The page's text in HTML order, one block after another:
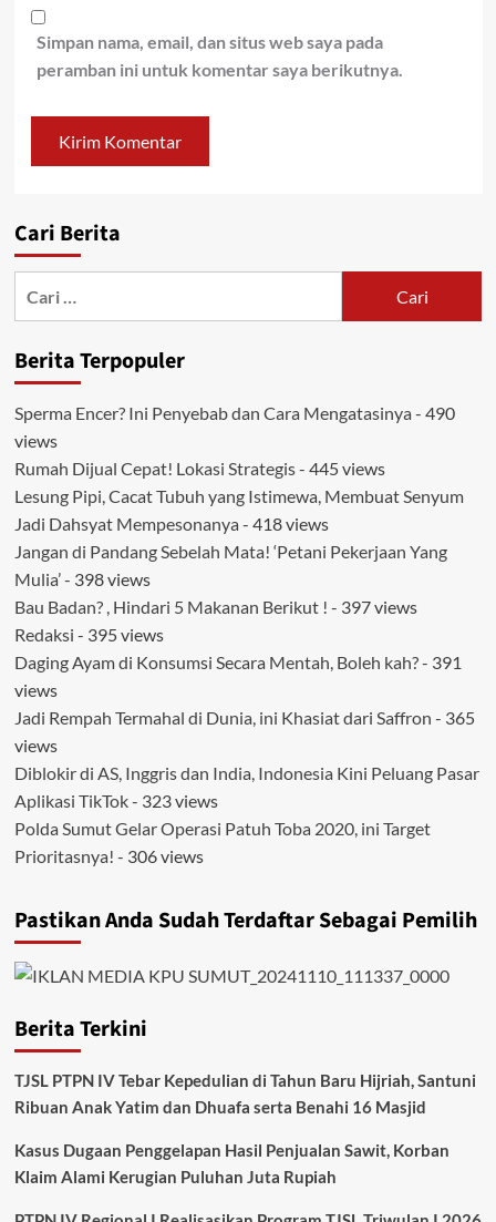
Simpan nama, email, dan situs web saya pada
peramban ini untuk komentar saya berikutnya.
Cari Berita
Berita Terpopuler
Sperma Encer? Ini Penyebab dan Cara Mengatasinya - 490
views
Rumah Dijual Cepat! Lokasi Strategis- 445 views
Lesung Pipi, Cacat Tubuh yang Istimewa, Membuat Senyum
Jadi Dahsyat Mempesonanya - 418 views
Jangan di Pandang Sebelah Mata! ‘Petani Pekerjaan Yang
Mulia’- 398 views
Bau Badan? , Hindari 5 Makanan Berikut ! - 397 views
Redaksi - 395 views
Daging Ayam di Konsumsi Secara Mentah, Boleh kah?- 391
views
Jadi Rempah Termahal di Dunia, ini Khasiat dari Saffron - 365
views
Diblokir di AS, Inggris dan India, Indonesia Kini Peluang Pasar
Aplikasi TikTok- 323 views
Polda Sumut Gelar Operasi Patuh Toba 2020, ini Target
Prioritasnya! - 306 views
Pastikan Anda Sudah Terdaftar Sebagai Pemilih
Berita Terkini
TJSL PTPN IV Tebar Kepedulian di Tahun Baru Hijriah, Santuni
Ribuan Anak Yatim dan Dhuafa serta Benahi 16 Masjid
Kasus Dugaan Penggelapan Hasil Penjualan Sawit, Korban
Klaim Alami Kerugian Puluhan Juta Rupiah